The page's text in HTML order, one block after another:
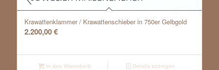
Krawattenklammer / Krawattenschieber in 750er Gelbgold
2.200,00€
In den Warenkorb Details anzeigen